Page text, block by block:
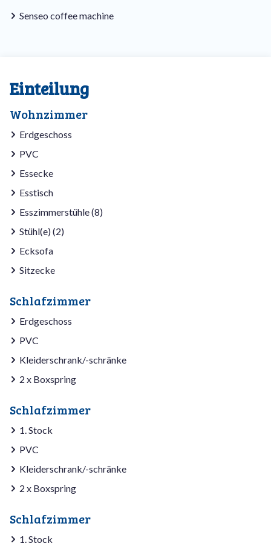
Senseo coffee machine
Einteilung
Wohnzimmer
Erdgeschoss
PVC
Essecke
Esstisch
Esszimmerstühle (8)
Stühl(e) (2)
Ecksofa
Sitzecke
Schlafzimmer
Erdgeschoss
PVC
Kleiderschrank/-schränke
2 x Boxspring
Schlafzimmer
1. Stock
PVC
Kleiderschrank/-schränke
2 x Boxspring
Schlafzimmer
1. Stock